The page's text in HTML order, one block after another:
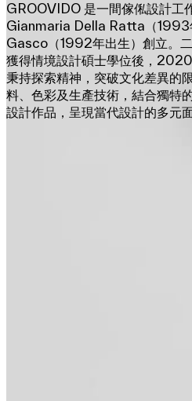
GROOVIDO 是一間傢俬設計工
Gianmaria Della Ratta（1993
Gasco（1992年出生）創立。
獲得情境設計碩士學位後，
秉持探索精神，突破文化差異的
料、色彩及生產技術，結合獨特
設計作品，呈現當代設計的多元面